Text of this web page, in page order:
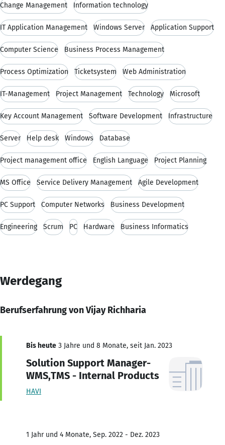
Change Management Information technology
IT Application Management Windows Server Application Support
Computer Science Business Process Management
Process Optimization Ticketsystem Web Administration
IT-Management Project Management Technology Microsoft
Key Account Management Software Development Infrastructure
Server Help desk Windows Database
Project management office English Language Project Planning
MS Office Service Delivery Management Agile Development
PC Support Computer Networks Business Development
Engineering Scrum PC Hardware Business Informatics
Werdegang
Berufserfahrung von Vijay Richharia
Bis heute 3 Jahre und 8 Monate, seit Jan. 2023
Solution Support Manager-
WMS,TMS - Internal Products
HAVI
1 Jahr und 4 Monate, Sep. 2022 - Dez. 2023